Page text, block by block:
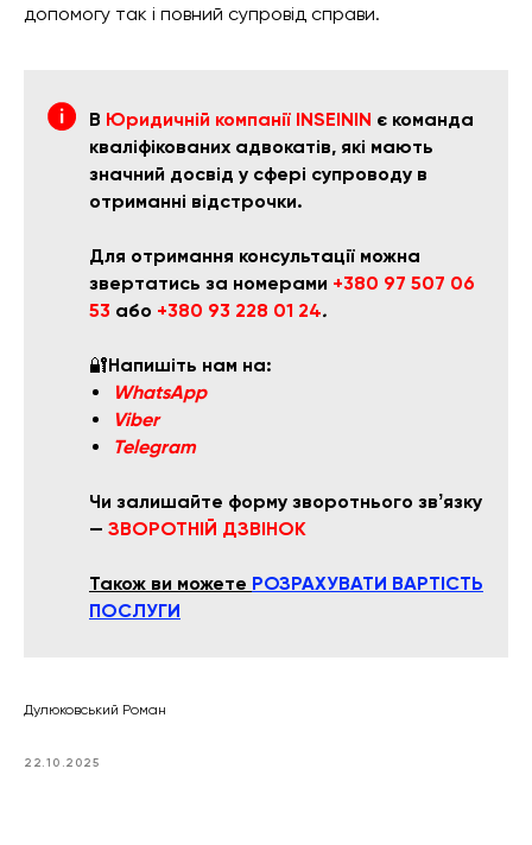
допомогу так і повний супровід справи.
В Юридичній компанії INSEININ є команда
кваліфікованих адвокатів, які мають
значний досвід у сфері супроводу в
отриманні відстрочки.
Для отримання консультації можна
звертатись за номерами +380 97 507 06
53 або +380 93 228 01 24.
🔐Напишіть нам на:
WhatsApp
Viber
Telegram
Чи залишайте форму зворотнього звʼязку
— ЗВОРОТНІЙ ДЗВІНОК
Також ви можете РОЗРАХУВАТИ ВАРТІСТЬ
ПОСЛУГИ
Дулюковський Роман
22.10.2025